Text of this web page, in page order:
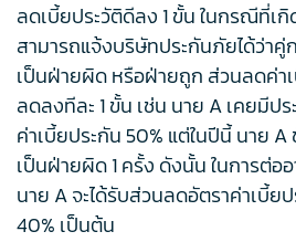
ลดเบี้ยประวัติดีลง 1 ขั้น ในกรณีที่เ
สามารถแจ้งบริษัทประกันภัยได้ว่าคู่
เป็นฝ่ายผิด หรือฝ่ายถูก ส่วนลดค่า
ลดลงทีละ 1 ขั้น เช่น นาย A เคยมีป
ค่าเบี้ยประกัน 50% แต่ในปีนี้ นาย
เป็นฝ่ายผิด 1 ครั้ง ดังนั้น ในการต่อ
นาย A จะได้รับส่วนลดอัตราค่าเบี้
40% เป็นต้น